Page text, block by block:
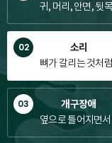
귀, 머리, 안면, 뒷
02 소리
뼈가 갈리는 것처
03 개구장애
옆으로 틀어지면